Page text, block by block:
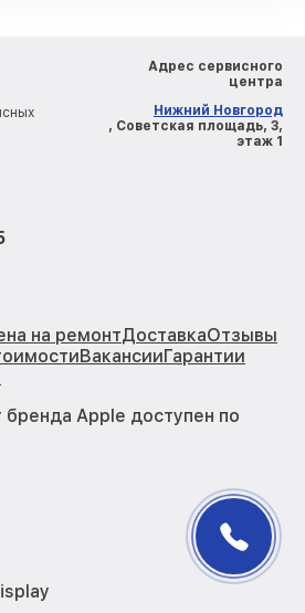
Адрес сервисного
центра
Нижний Новгород
, Советская площадь, 3,
этаж 1
на ремонтДоставкаОтзывы
ВакансииГарантии
Apple доступен по